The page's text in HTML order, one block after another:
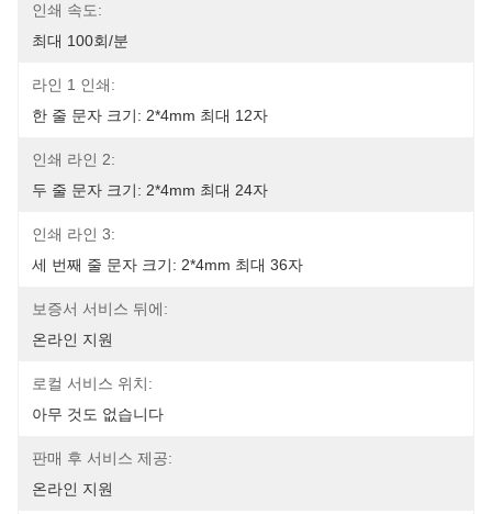
인쇄 속도:
최대 100회/분
라인 1 인쇄:
한 줄 문자 크기: 2*4mm 최대 12자
인쇄 라인 2:
두 줄 문자 크기: 2*4mm 최대 24자
인쇄 라인 3:
세 번째 줄 문자 크기: 2*4mm 최대 36자
보증서 서비스 뒤에:
온라인 지원
로컬 서비스 위치:
아무 것도 없습니다
판매 후 서비스 제공:
온라인 지원